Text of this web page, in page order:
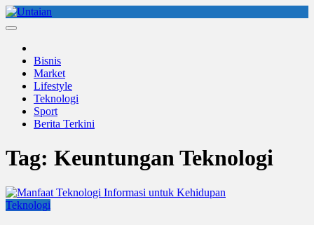
Skip
to
Bisnis
Market
Lifestyle
Teknologi
Sport
Berita Terkini
Tag: Keuntungan Teknologi
Teknologi